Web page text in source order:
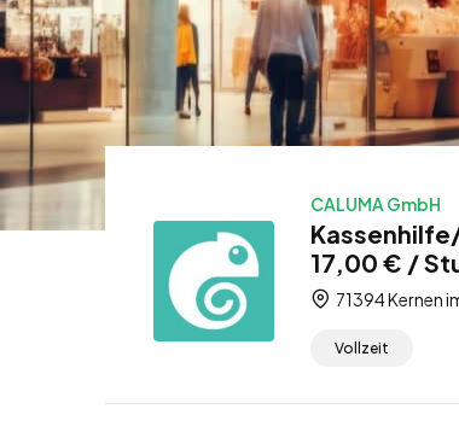
CALUMA GmbH
17,00 € /
71394 Kernen
Vollzeit